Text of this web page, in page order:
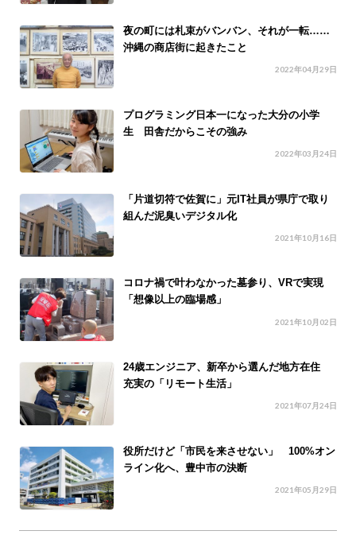
夜の町には札束がバンバン、それが一転……
沖縄の商店街に起きたこと
2022年04月29日
プログラミング日本一になった大分の小学
生 田舎だからこその強み
2022年03月24日
「片道切符で佐賀に」元IT社員が県庁で取り
組んだ泥臭いデジタル化
2021年10月16日
コロナ禍で叶わなかった墓参り、VRで実現
「想像以上の臨場感」
2021年10月02日
24歳エンジニア、新卒から選んだ地方在住
充実の「リモート生活」
2021年07月24日
役所だけど「市民を来させない」 100%オン
ライン化へ、豊中市の決断
2021年05月29日